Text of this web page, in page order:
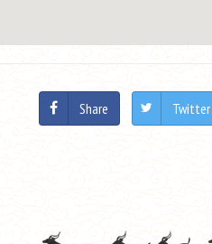
Share Twitter